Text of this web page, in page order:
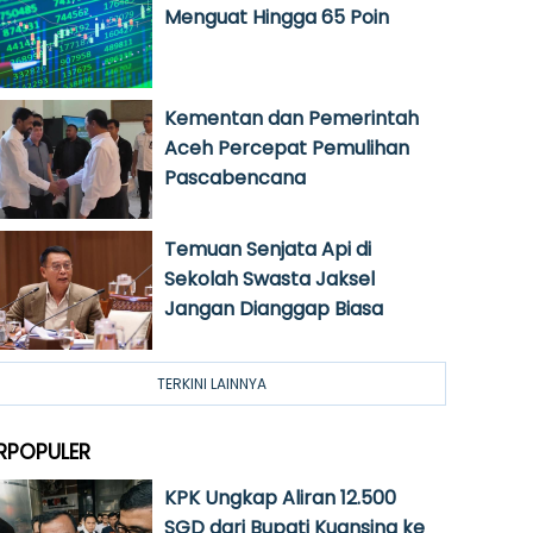
Menguat Hingga 65 Poin
Kementan dan Pemerintah
Aceh Percepat Pemulihan
Pascabencana
Temuan Senjata Api di
Sekolah Swasta Jaksel
Jangan Dianggap Biasa
TERKINI LAINNYA
KPK Ungkap Aliran 12.500